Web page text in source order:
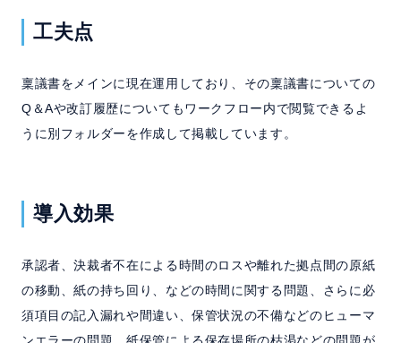
工夫点
稟議書をメインに現在運用しており、その稟議書についての
Q＆Aや改訂履歴についてもワークフロー内で閲覧できるよ
うに別フォルダーを作成して掲載しています。
導入効果
承認者、決裁者不在による時間のロスや離れた拠点間の原紙
の移動、紙の持ち回り、などの時間に関する問題、さらに必
須項目の記入漏れや間違い、保管状況の不備などのヒューマ
ンエラーの問題、紙保管による保存場所の枯渇などの問題が